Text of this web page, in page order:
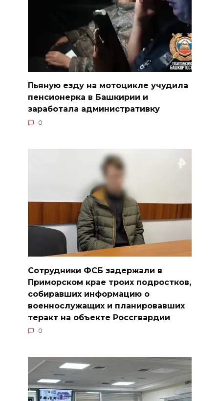
Пьяную езду на мотоцикле учудила
пенсионерка в Башкирии и
заработала административку
0
Сотрудники ФСБ задержали в
Приморском крае троих подростков,
собиравших информацию о
военнослужащих и планировавших
теракт на объекте Россгвардии
0